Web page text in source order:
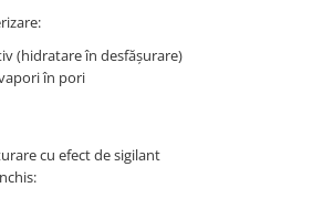
(hidratare în desfășurare)
în pori
cu efect de sigilant